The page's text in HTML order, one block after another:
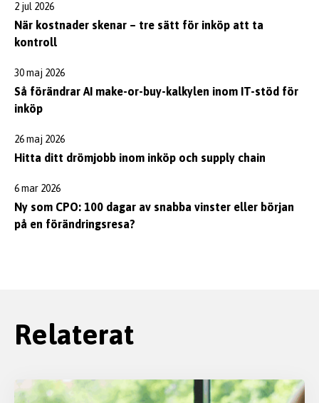
2 jul 2026
När kostnader skenar – tre sätt för inköp att ta
kontroll
30 maj 2026
Så förändrar AI make-or-buy-kalkylen inom IT-stöd för
inköp
26 maj 2026
Hitta ditt drömjobb inom inköp och supply chain
6 mar 2026
Ny som CPO: 100 dagar av snabba vinster eller början
på en förändringsresa?
Relaterat